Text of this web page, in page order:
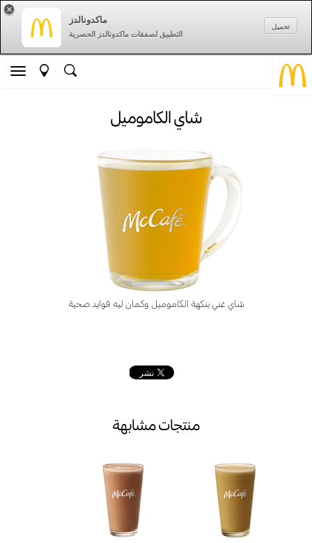
ماكدونالدز
التطبيق لصفقات ماكدونالدز الحصرية
تحميل
×
شاي الكاموميل
شاي غني بنكهة الكاموميل وكمان ليه فوايد صحية
منتجات مشابهة